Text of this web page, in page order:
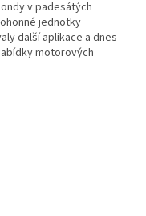
v padesátých
jednotky
další aplikace a dnes
motorových